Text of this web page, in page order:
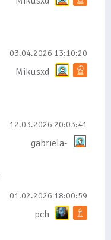
03.04.2026 13:10:20
Mikusxd
12.03.2026 20:03:41
gabriela-
01.02.2026 18:00:59
pch